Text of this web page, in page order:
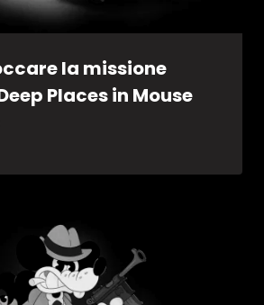
la missione
Places in Mouse